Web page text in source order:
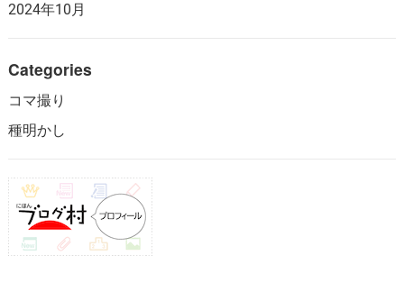
2024年10月
Categories
コマ撮り
種明かし